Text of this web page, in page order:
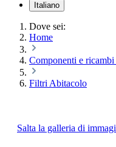
Italiano
Dove sei:
Home
Componenti e
Filtri Abitacolo
Salta la galleria di